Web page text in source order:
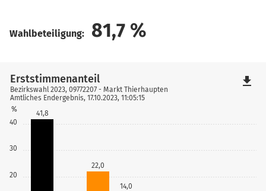
Wahlbeteiligung: 81,7 %
20
30
40
%
41,8
22,0
14,0
Erststimmenanteil
Bezirkswahl 2023, 09772207 - Markt Thierhaupten
Amtliches Endergebnis, 17.10.2023, 11:05:15
file_download